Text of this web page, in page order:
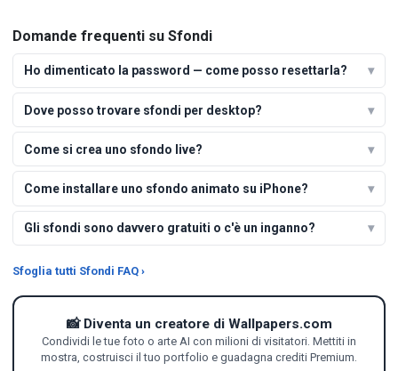
Domande frequenti su Sfondi
Ho dimenticato la password — come posso resettarla?
Dove posso trovare sfondi per desktop?
Come si crea uno sfondo live?
Come installare uno sfondo animato su iPhone?
Gli sfondi sono davvero gratuiti o c'è un inganno?
Sfoglia tutti Sfondi FAQ ›
📸 Diventa un creatore di Wallpapers.com
Condividi le tue foto o arte AI con milioni di visitatori. Mettiti in
mostra, costruisci il tuo portfolio e guadagna crediti Premium.